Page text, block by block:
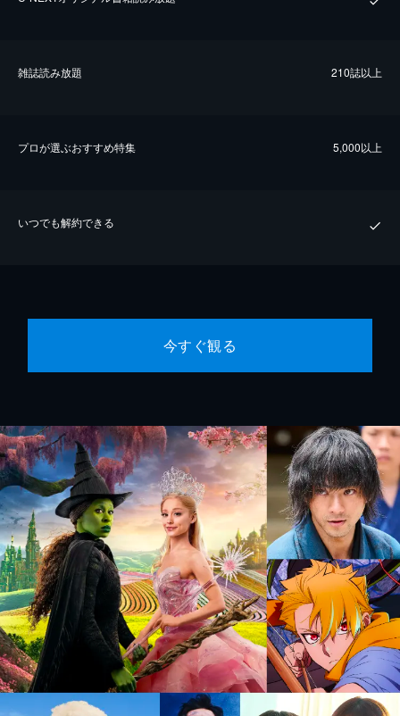
雑誌読み放題 210誌以上
プロが選ぶおすすめ特集 5,000以上
いつでも解約できる
今すぐ観る